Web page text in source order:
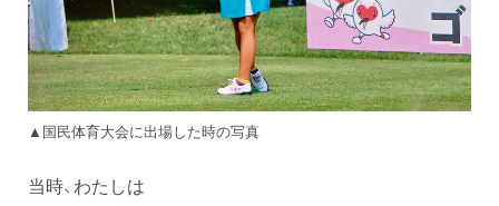
▲国民体育大会に出場した時の写真
当時、わたしは